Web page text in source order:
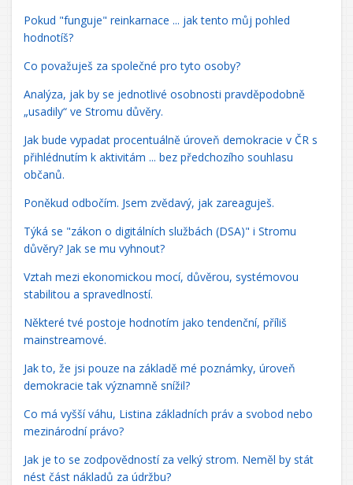
Pokud "funguje" reinkarnace ... jak tento můj pohled
hodnotíš?
Co považuješ za společné pro tyto osoby?
Analýza, jak by se jednotlivé osobnosti pravděpodobně
„usadily“ ve Stromu důvěry.
Jak bude vypadat procentuálně úroveň demokracie v ČR s
přihlédnutím k aktivitám ... bez předchozího souhlasu
občanů.
Poněkud odbočím. Jsem zvědavý, jak zareaguješ.
Týká se "zákon o digitálních službách (DSA)" i Stromu
důvěry? Jak se mu vyhnout?
Vztah mezi ekonomickou mocí, důvěrou, systémovou
stabilitou a spravedlností.
Některé tvé postoje hodnotím jako tendenční, příliš
mainstreamové.
Jak to, že jsi pouze na základě mé poznámky, úroveň
demokracie tak významně snížil?
Co má vyšší váhu, Listina základních práv a svobod nebo
mezinárodní právo?
Jak je to se zodpovědností za velký strom. Neměl by stát
nést část nákladů za údržbu?